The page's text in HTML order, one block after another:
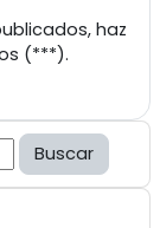
haz
(***).
Buscar